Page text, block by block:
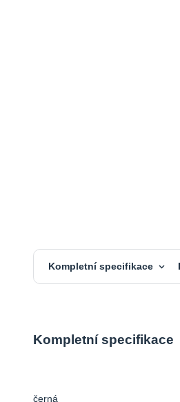
Kompletní specifikace
Kompletní specifikace
černá